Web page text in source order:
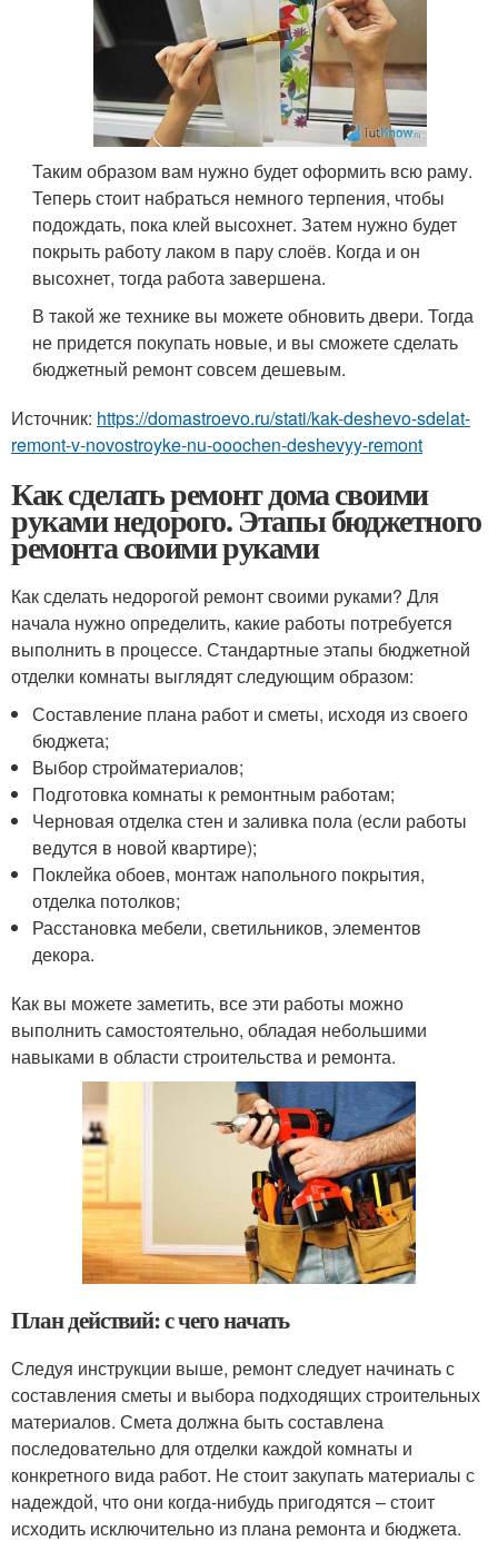
Таким образом вам нужно будет оформить всю раму.
Теперь стоит набраться немного терпения, чтобы
подождать, пока клей высохнет. Затем нужно будет
покрыть работу лаком в пару слоёв. Когда и он
высохнет, тогда работа завершена.
В такой же технике вы можете обновить двери. Тогда
не придется покупать новые, и вы сможете сделать
бюджетный ремонт совсем дешевым.
Источник: https://domastroevo.ru/stati/kak-deshevo-sdelat-
remont-v-novostroyke-nu-ooochen-deshevyy-remont
Как сделать ремонт дома своими
руками недорого. Этапы бюджетного
ремонта своими руками
Как сделать недорогой ремонт своими руками? Для
начала нужно определить, какие работы потребуется
выполнить в процессе. Стандартные этапы бюджетной
отделки комнаты выглядят следующим образом:
Составление плана работ и сметы, исходя из своего
бюджета;
Выбор стройматериалов;
Подготовка комнаты к ремонтным работам;
Черновая отделка стен и заливка пола (если работы
ведутся в новой квартире);
Поклейка обоев, монтаж напольного покрытия,
отделка потолков;
Расстановка мебели, светильников, элементов
декора.
Как вы можете заметить, все эти работы можно
выполнить самостоятельно, обладая небольшими
навыками в области строительства и ремонта.
План действий: с чего начать
Следуя инструкции выше, ремонт следует начинать с
составления сметы и выбора подходящих строительных
материалов. Смета должна быть составлена
последовательно для отделки каждой комнаты и
конкретного вида работ. Не стоит закупать материалы с
надеждой, что они когда-нибудь пригодятся – стоит
исходить исключительно из плана ремонта и бюджета.